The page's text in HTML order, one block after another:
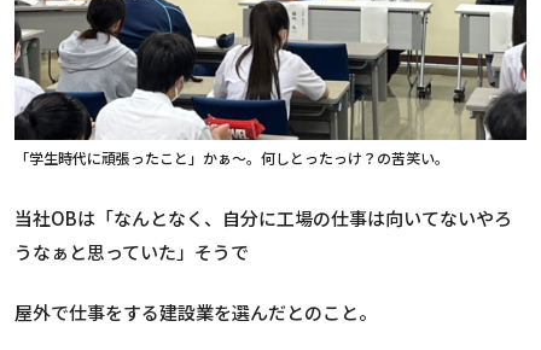
「学生時代に頑張ったこと」かぁ～。何しとったっけ？の苦笑い。
当社OBは「なんとなく、自分に工場の仕事は向いてないやろ
うなぁと思っていた」そうで
屋外で仕事をする建設業を選んだとのこと。